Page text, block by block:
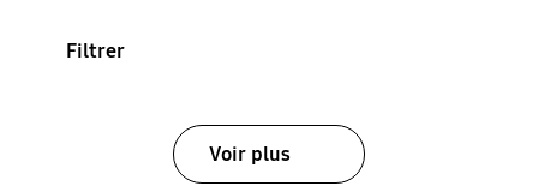
Filtrer
Voir plus